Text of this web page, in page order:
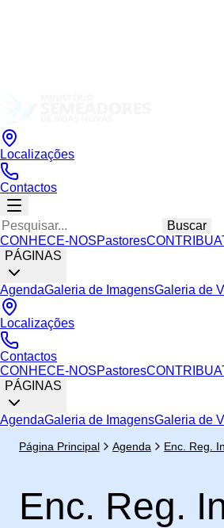
Localizações
Contactos
Buscar
CONHECE-NOSPastoresCONTRIBUA
PÁGINAS
AgendaGaleria de ImagensGaleria de
Localizações
Contactos
CONHECE-NOSPastoresCONTRIBUA
PÁGINAS
AgendaGaleria de ImagensGaleria de
Página Principal Agenda Enc. Reg.
Enc. Reg.